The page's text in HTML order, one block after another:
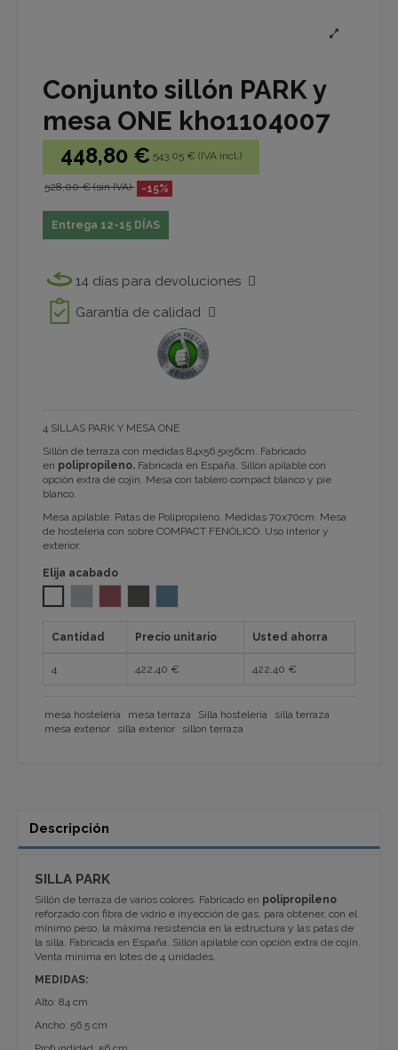
Conjunto sillón PARK y
mesa ONE kho1104007
448,80 € 543.05 € (IVA incl.)
528,00 € (sin IVA) -15%
Entrega 12-15 DÍAS
14 días para devoluciones
Garantía de calidad
4 SILLAS PARK Y MESA ONE
Sillón de terraza con medidas 84x56.5x56cm. Fabricado
en polipropileno. Fabricada en España. Sillón apilable con
opción extra de cojín. Mesa con tablero compact blanco y pie
blanco.
Mesa apilable. Patas de Polipropileno. Medidas 70x70cm. Mesa
de hostelería con sobre COMPACT FENÓLICO. Uso interior y
exterior.
Elija acabado
Cantidad Precio unitario Usted ahorra
4 422,40 € 422,40 €
mesa hostelería mesa terraza Silla hostelería
silla terraza
mesa exterior
silla exterior sillon terraza
Descripción
SILLA PARK
Sillón de terraza de varios colores. Fabricado en polipropileno
reforzado con fibra de vidrio e inyección de gas, para obtener, con el
mínimo peso, la máxima resistencia en la estructura y las patas de
la silla. Fabricada en España. Sillón apilable con opción extra de cojín.
Venta mínima en lotes de 4 unidades.
MEDIDAS:
Alto: 84 cm
Ancho: 56.5 cm